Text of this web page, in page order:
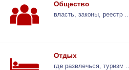
Общество
власть, законы, реестр …
Отдых
где развлечься, туризм …